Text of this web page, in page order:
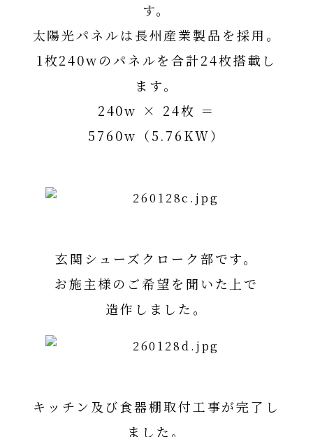
す。
太陽光パネルは長州産業製品を採用。
1枚240wのパネルを合計24枚搭載し
ます。
240w × 24枚 ＝
5760w（5.76KW）
玄関シューズクローク部です。
お施主様のご希望を聞いた上で
造作しました。
キッチン及び食器棚取付工事が完了し
ました。